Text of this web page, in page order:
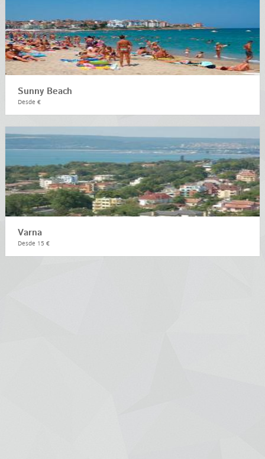
Sunny Beach
Desde €
Varna
Desde 15 €